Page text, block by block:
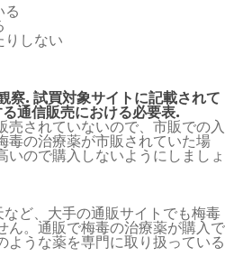
る
しない
察. 試買対象サイトに記載されて
通信販売における必要表.
売されていないので、市販での入
毒の治療薬が市販されていた場
ので購入しないようにしましょ
ど、大手の通販サイトでも梅毒
ん。通販で梅毒の治療薬が購入で
ような薬を専門に取り扱っている